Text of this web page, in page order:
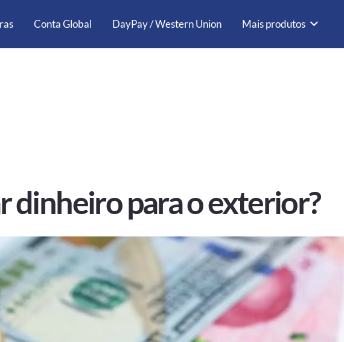
Conta Global DayPay / Western Union Mais produtos
dinheiro para o exterior?